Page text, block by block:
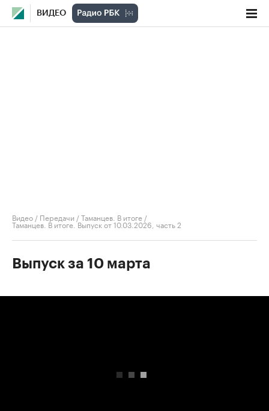
ВИДЕО
Видео / Передачи /Таманцев. В итоге /
Таманцев. В итоге. Выпуск от 10.03.2026, часть 2
Выпуск за 10 марта